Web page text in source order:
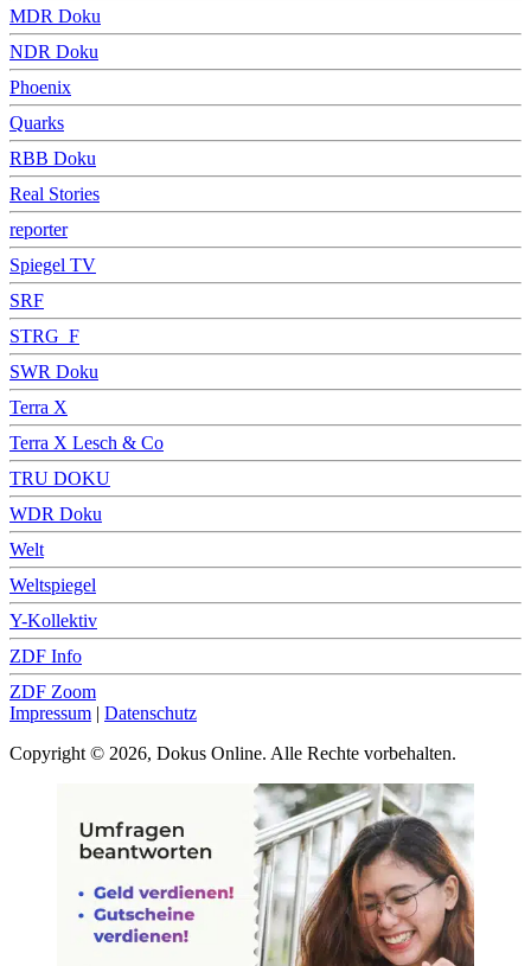
MDR Doku
NDR Doku
Phoenix
Quarks
RBB Doku
Real Stories
reporter
Spiegel TV
SRF
STRG_F
SWR Doku
Terra X
Terra X Lesch & Co
TRU DOKU
WDR Doku
Welt
Weltspiegel
Y-Kollektiv
ZDF Info
ZDF Zoom
Impressum | Datenschutz
Copyright © 2026, Dokus Online. Alle Rechte vorbehalten.